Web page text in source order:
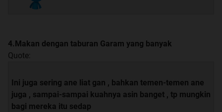
4.Makan dengan taburan Garam yang banyak
Quote:
Ini juga sering ane liat gan , bahkan temen-temen ane
juga , sampai-sampai kuahnya asin banget , tp mungkin
bagi mereka itu sedap